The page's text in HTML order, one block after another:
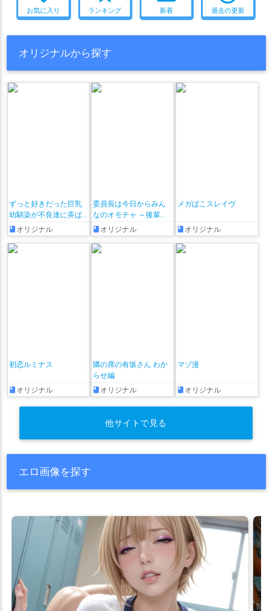
お気に入り ランキング 新着 過去の更新
オリジナルから探す
ずっと好きだった巨乳
幼馴染が不良達に弄ば
れた七日間 その後
オリジナル
委員長は今日からみん
なのオモチャ ～後輩に
全部晒されちゃう編♡
～ + おまけ漫画♡
オリジナル
メガぱこスレイヴ
オリジナル
初恋ルミナス
オリジナル
隣の席の有坂さん わか
らせ編
オリジナル
マゾ漫
オリジナル
他サイトで見る
エロ画像を探す